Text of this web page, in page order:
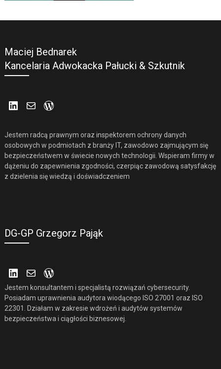
Maciej Bednarek
Kancelaria Adwokacka Pałucki & Szkutnik
LinkedIn
Mail
Jestem radcą prawnym oraz inspektorem ochrony danych
osobowych w podmiotach z branży IT, zawodowo zajmującym się
bezpieczeństwem w świecie nowych technologii. Wspieram firmy w
dążeniu do zapewnienia zgodności, czerpiąc zawodową satysfakcję
z dzielenia się wiedzą i doświadczeniem
DG-GP Grzegorz Pająk
LinkedIn
Mail
Jestem konsultantem i specjalistą rozwiązań cybersecurity.
Posiadam uprawnienia audytora wiodącego ISO 27001 oraz ISO
22301. Działam w zakresie wdrożeń i audytów systemów
bezpieczeństwa i ciągłości biznesowej.